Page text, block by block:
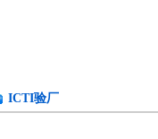
ICTI验厂